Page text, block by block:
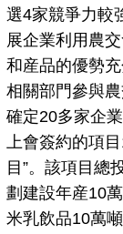
選4家競爭力較
展企業利用農
和産品的優勢
相關部門參與
確定20多家企
上會簽約的項
目”。該項目總
劃建設年産10
米乳飲品10萬